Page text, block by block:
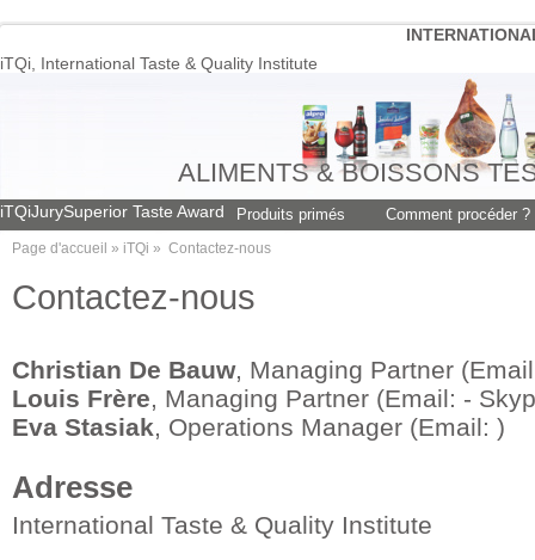
iTQi, International Taste & Quality Institute
ALIMENTS & BOISSONS
iTQiJurySuperior Taste Award Produits primés Comment procéder ?
Page d'accueil » iTQi » Contactez-nous
Contactez-nous
Christian De Bauw, Managing Partner
Louis Frère, Managing Partner (Email: -
Eva Stasiak, Operations Manager (Email: )
Adresse
International Taste & Quality Institute